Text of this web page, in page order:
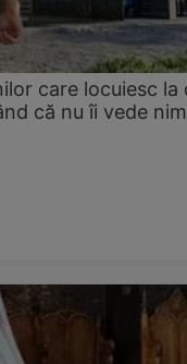
care locuiesc la
că nu îi vede